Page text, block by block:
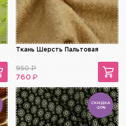
Ткань Шерсть Пальтовая
950₽
760 ₽
СКИДКА
-20%